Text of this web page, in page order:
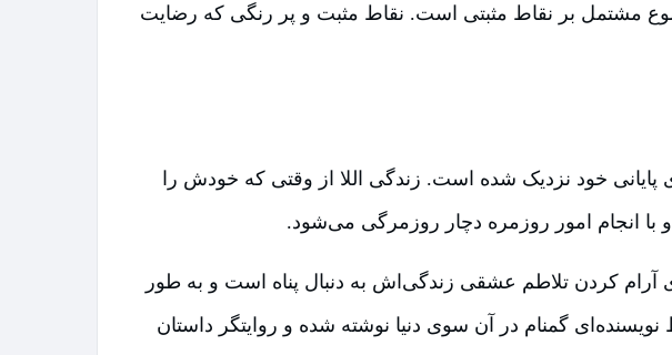
مشتمل بر نقاط مثبتی است. نقاط مثبت و پر رنگی که رضایت
خود نزدیک شده است. زندگی اللا از وقتی که خودش را
انجام امور روزمره دچار روزمرگی می‌شود.
کردن تلاطم عشقی زندگی‌اش به دنبال پناه است و به طور
گمنام در آن سوی دنیا نوشته شده و روایتگر داستان